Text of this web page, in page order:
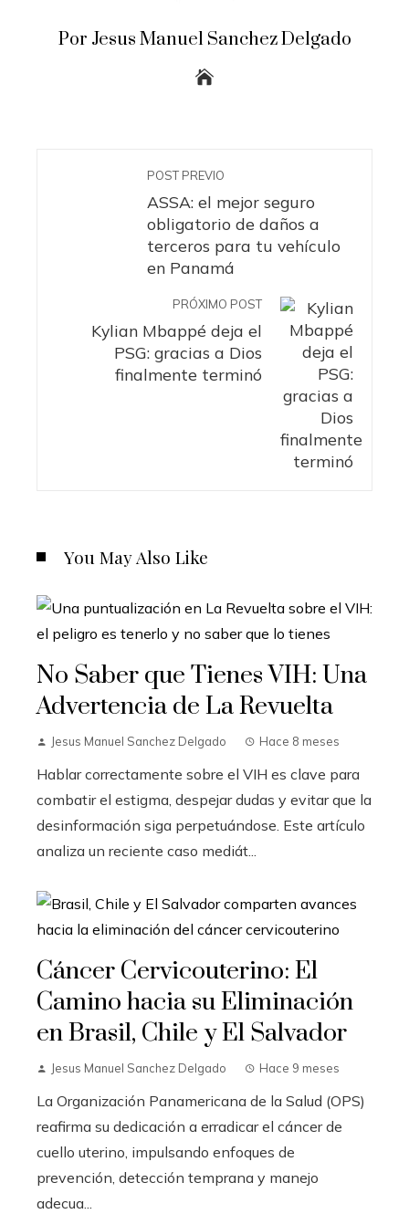
Por Jesus Manuel Sanchez Delgado
POST PREVIO
ASSA: el mejor seguro
obligatorio de daños a
terceros para tu vehículo
en Panamá
PRÓXIMO POST
Kylian Mbappé deja el
PSG: gracias a Dios
finalmente terminó
You May Also Like
No Saber que Tienes VIH: Una
Advertencia de La Revuelta
Jesus Manuel Sanchez Delgado Hace 8 meses
Hablar correctamente sobre el VIH es clave para
combatir el estigma, despejar dudas y evitar que la
desinformación siga perpetuándose. Este artículo
analiza un reciente caso mediát...
Cáncer Cervicouterino: El
Camino hacia su Eliminación
en Brasil, Chile y El Salvador
Jesus Manuel Sanchez Delgado Hace 9 meses
La Organización Panamericana de la Salud (OPS)
reafirma su dedicación a erradicar el cáncer de
cuello uterino, impulsando enfoques de
prevención, detección temprana y manejo
adecua...